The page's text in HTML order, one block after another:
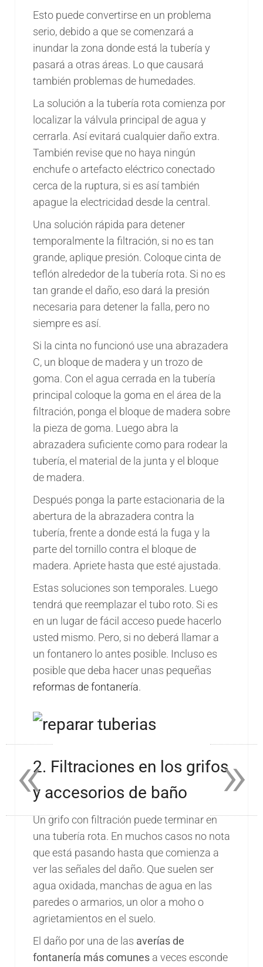
Esto puede convertirse en un problema
serio, debido a que se comenzará a
inundar la zona donde está la tubería y
pasará a otras áreas. Lo que causará
también problemas de humedades.
La solución a la tubería rota comienza por
localizar la válvula principal de agua y
cerrarla. Así evitará cualquier daño extra.
También revise que no haya ningún
enchufe o artefacto eléctrico conectado
cerca de la ruptura, si es así también
apague la electricidad desde la central.
Una solución rápida para detener
temporalmente la filtración, si no es tan
grande, aplique presión. Coloque cinta de
teflón alrededor de la tubería rota. Si no es
tan grande el daño, eso dará la presión
necesaria para detener la falla, pero no
siempre es así.
Si la cinta no funcionó use una abrazadera
C, un bloque de madera y un trozo de
goma. Con el agua cerrada en la tubería
principal coloque la goma en el área de la
filtración, ponga el bloque de madera sobre
la pieza de goma. Luego abra la
abrazadera suficiente como para rodear la
tubería, el material de la junta y el bloque
de madera.
Después ponga la parte estacionaria de la
abertura de la abrazadera contra la
tubería, frente a donde está la fuga y la
parte del tornillo contra el bloque de
madera. Apriete hasta que esté ajustada.
Estas soluciones son temporales. Luego
tendrá que reemplazar el tubo roto. Si es
en un lugar de fácil acceso puede hacerlo
usted mismo. Pero, si no deberá llamar a
un fontanero lo antes posible. Incluso es
posible que deba hacer unas pequeñas
reformas de fontanería.
2. Filtraciones en los grifos
y accesorios de baño
Un grifo con filtración puede terminar en
una tubería rota. En muchos casos no nota
que está pasando hasta que comienza a
ver las señales del daño. Que suelen ser
agua oxidada, manchas de agua en las
paredes o armarios, un olor a moho o
agrietamientos en el suelo.
El daño por una de las averías de
fontanería más comunes a veces esconde
»
«